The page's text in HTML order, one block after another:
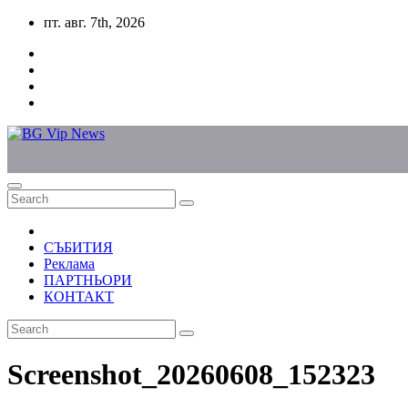
Skip
content
пт. авг. 7th, 2026
СЪБИТИЯ
Реклама
ПАРТНЬОРИ
КОНТАКТ
Screenshot_20260608_152323